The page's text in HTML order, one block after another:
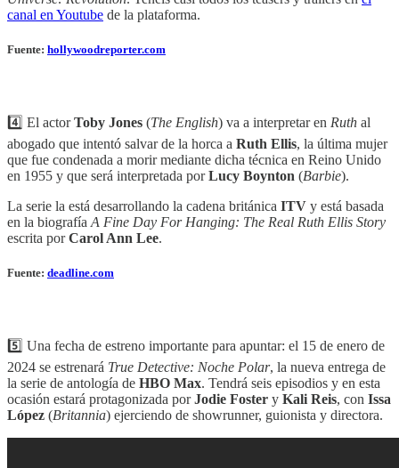
canal en Youtube de la plataforma.
Fuente: hollywoodreporter.com
4️⃣ El actorToby Jones (The English) va a interpretar en Ruth al
abogado que intentó salvar de la horca a Ruth Ellis, la última mujer
que fue condenada a morir mediante dicha técnica en Reino Unido
en 1955 y que será interpretada porLucy Boynton (Barbie).
La serie la está desarrollando la cadena británica ITV y está basada
en la biografía A Fine Day For Hanging: The Real Ruth Ellis Story
escrita porCarol Ann Lee.
Fuente: deadline.com
5️⃣ Una fecha de estreno importante para apuntar: el 15 de enero de
2024 se estrenará True Detective: Noche Polar, la nueva entrega de
la serie de antología de HBO Max. Tendrá seis episodios y en esta
ocasión estará protagonizada porJodie Foster y Kali Reis, con Issa
López (Britannia) ejerciendo de showrunner, guionista y directora.